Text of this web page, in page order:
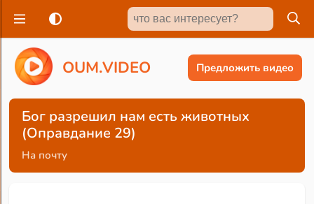
OUM.VIDEO Предложить видео
Бог разрешил нам есть животных
(Оправдание 29)
На почту